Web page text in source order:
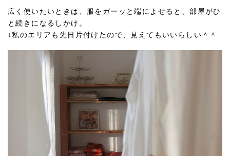
広く使いたいときは、服をガーッと端によせると、部屋がひ
と続きになるしかけ。
↓私のエリアも先日片付けたので、見えてもいいらしい＾＾